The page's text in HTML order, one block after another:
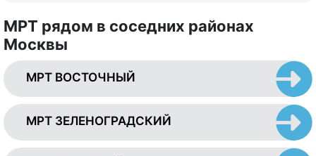
МРТ рядом в соседних районах
Москвы
МРТ ВОСТОЧНЫЙ
МРТ ЗЕЛЕНОГРАДСКИЙ